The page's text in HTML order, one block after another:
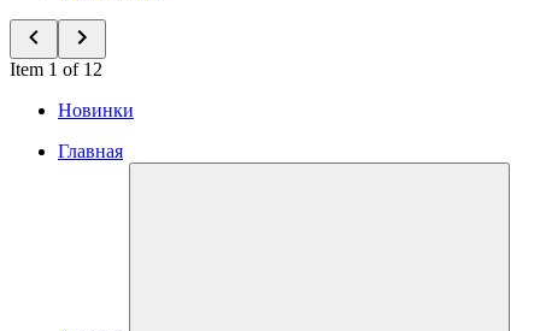
Item 1 of 12
Новинки
Главная